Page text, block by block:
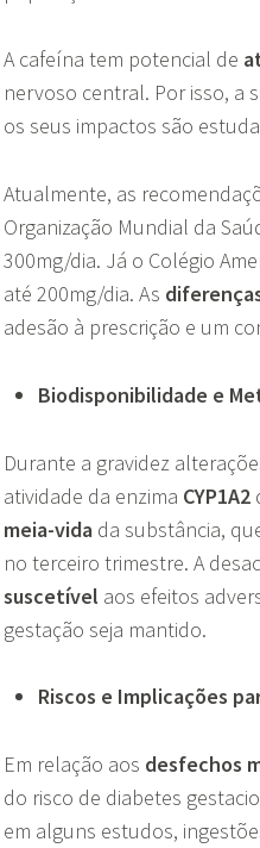
A cafeína tem potencial de
nervoso central. Por isso, a
os seus impactos são
Atualmente, as
Organização Mundial da
300mg/dia. Já o Colégio
até 200mg/dia. As
adesão à prescrição e um
Biodisponibilidade e
Durante a gravidez
atividade da enzima CYP1A2
meia-vida da substância,
no terceiro trimestre. A
suscetível aos efeitos
gestação seja mantido.
Riscos e Implicações
Em relação aos desfechos
do risco de diabetes
em alguns estudos,